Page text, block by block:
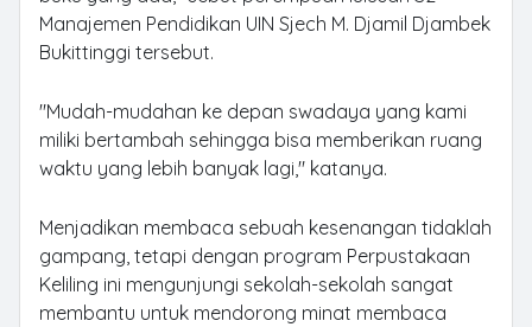
Manajemen Pendidikan UIN Sjech M. Djamil Djambek
Bukittinggi tersebut.
"Mudah-mudahan ke depan swadaya yang kami
miliki bertambah sehingga bisa memberikan ruang
waktu yang lebih banyak lagi," katanya.
Menjadikan membaca sebuah kesenangan tidaklah
gampang, tetapi dengan program Perpustakaan
Keliling ini mengunjungi sekolah-sekolah sangat
membantu untuk mendorong minat membaca